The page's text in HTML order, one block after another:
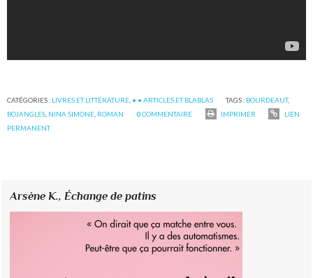
CATÉGORIES : LIVRES ET LITTÉRATURE • • ARTICLES ET BLABLAS TAGS : BOURDEAUT,
BOJANGLES NINA SIMONE ROMAN 0COMMENTAIRE IMPRIMER
LIEN
PERMANENT
Arsène K.,Échange de patins